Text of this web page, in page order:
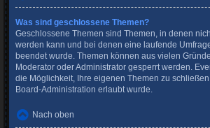
Was sind geschlossene Themen?
Geschlossene Themen sind Themen, in denen
werden kann und bei denen eine laufende
beendet wurde. Themen können aus vielen
Moderator oder Administrator gesperrt werden.
die Möglichkeit, Ihre eigenen Themen zu
Board-Administration erlaubt wurde.
Nach oben